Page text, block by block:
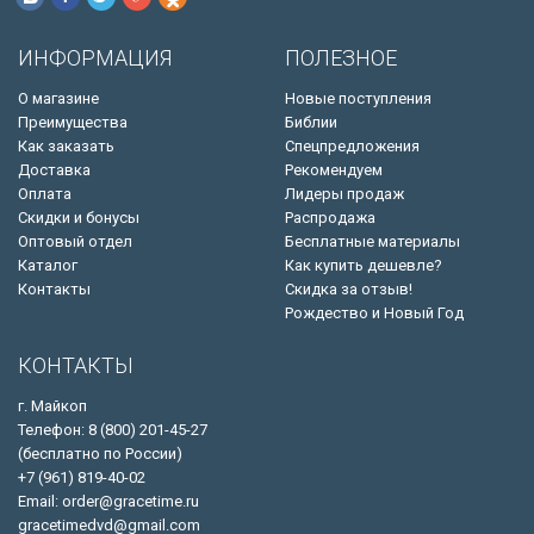
ИНФОРМАЦИЯ
О магазине
Преимущества
Как заказать
Доставка
Оплата
Скидки и бонусы
Оптовый отдел
Каталог
Контакты
ПОЛЕЗНОЕ
Новые поступления
Библии
Спецпредложения
Рекомендуем
Лидеры продаж
Распродажа
Бесплатные материалы
Как купить дешевле?
Скидка за отзыв!
Рождество и Новый Год
КОНТАКТЫ
г. Майкоп
Телефон: 8 (800) 201-45-27
(бесплатно по России)
+7 (961) 819-40-02
Email: order@gracetime.ru
gracetimedvd@gmail.com